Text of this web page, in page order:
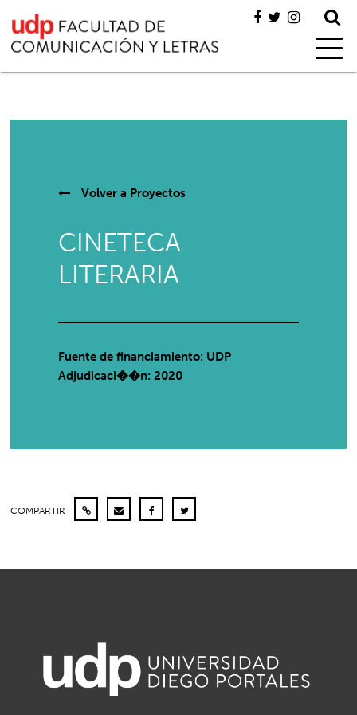
Volver a Proyectos
CINETECA
LITERARIA
Fuente de financiamiento: UDP
Adjudicaci��n: 2020
COMPARTIR